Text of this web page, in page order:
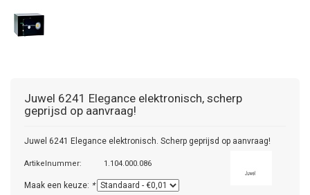
Juwel 6241 Elegance elektronisch, scherp
geprijsd op aanvraag!
Juwel 6241 Elegance elektronisch. Scherp geprijsd op aanvraag!
Artikelnummer: 1.104.000.086
Maak een keuze: *